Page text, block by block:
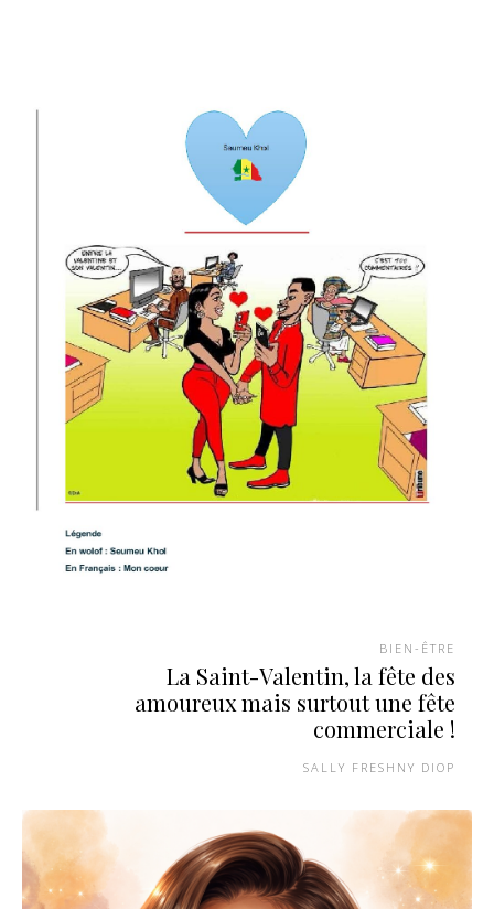
BIEN-ÊTRE
La Saint-Valentin, la fête des
amoureux mais surtout une fête
commerciale !
SALLY FRESHNY DIOP